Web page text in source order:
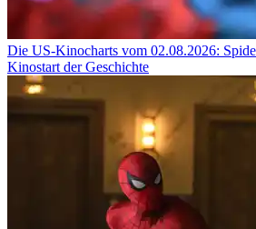
Die US-Kinocharts vom 02.08.2026:
Kinostart der Geschichte